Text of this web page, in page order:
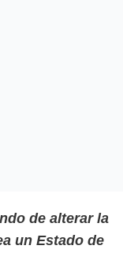
de alterar la
un Estado de